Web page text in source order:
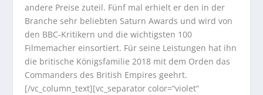
andere Preise zuteil. Fünf mal erhielt er den in der
Branche sehr beliebten Saturn Awards und wird von
den BBC-Kritikern und die wichtigsten 100
Filmemacher einsortiert. Für seine Leistungen hat ihn
die britische Königsfamilie 2018 mit dem Orden das
Commanders des British Empires geehrt.
[/vc_column_text][vc_separator color=“violet“